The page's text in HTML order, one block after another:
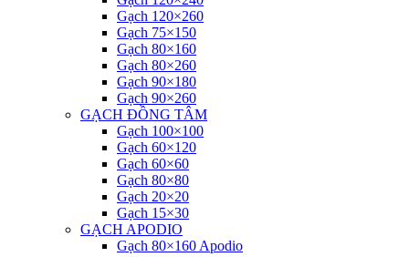
Gạch 120×260
Gạch 75×150
Gạch 80×160
Gạch 80×260
Gạch 90×180
Gạch 90×260
GẠCH ĐỒNG TÂM
Gạch 100×100
Gạch 60×120
Gạch 60×60
Gạch 80×80
Gạch 20×20
Gạch 15×30
GẠCH APODIO
Gạch 80×160 Apodio